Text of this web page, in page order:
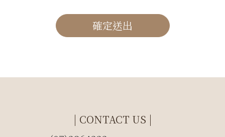
確定送出
| CONTACT US |